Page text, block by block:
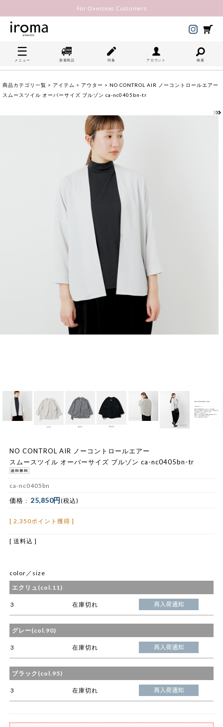
For Overseas Customers
メニュー 新着商品 特集 アカウント 検索
商品カテゴリ一覧 > アイテム > アウター > NO CONTROL AIR ノーコントロールエアー
スムースツイル オーバーサイズ ブルゾン ca-nc0405bn-tr
NO CONTROL AIR ノーコントロールエアー
スムースツイル オーバーサイズ ブルゾン ca-nc0405bn-tr
ca-nc0405bn
価格 : 25,850円(税込)
[ 2,350ポイント獲得 ]
[ 送料込 ]
color／size
エクリュ(col.11)
3 在庫切れ
グレー(col.90)
3 在庫切れ
ブラック(col.95)
3 在庫切れ